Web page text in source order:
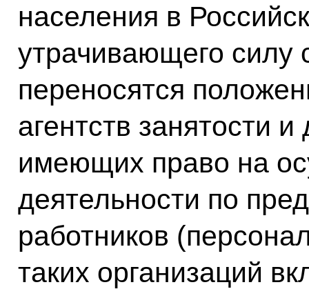
населения в
утрачивающего силу
переносятся
агентств занятости
имеющих право на
деятельности по
работников
таких организаций